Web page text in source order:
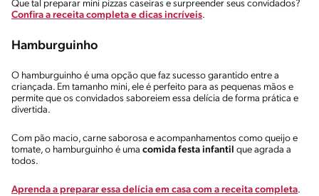
Que tal preparar mini pizzas caseiras e surpreender seus convidados?
Confira a receita completa e dicas incríveis.
Hamburguinho
O hamburguinho é uma opção que faz sucesso garantido entre a
criançada. Em tamanho mini, ele é perfeito para as pequenas mãos e
permite que os convidados saboreiem essa delícia de forma prática e
divertida.
Com pão macio, carne saborosa e acompanhamentos como queijo e
tomate, o hamburguinho é uma comida festa infantil que agrada a
todos.
Aprenda a preparar essa delícia em casa com a receita completa.